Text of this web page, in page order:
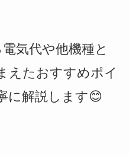
気代や他機種と
えたおすすめポイ
に解説します😊